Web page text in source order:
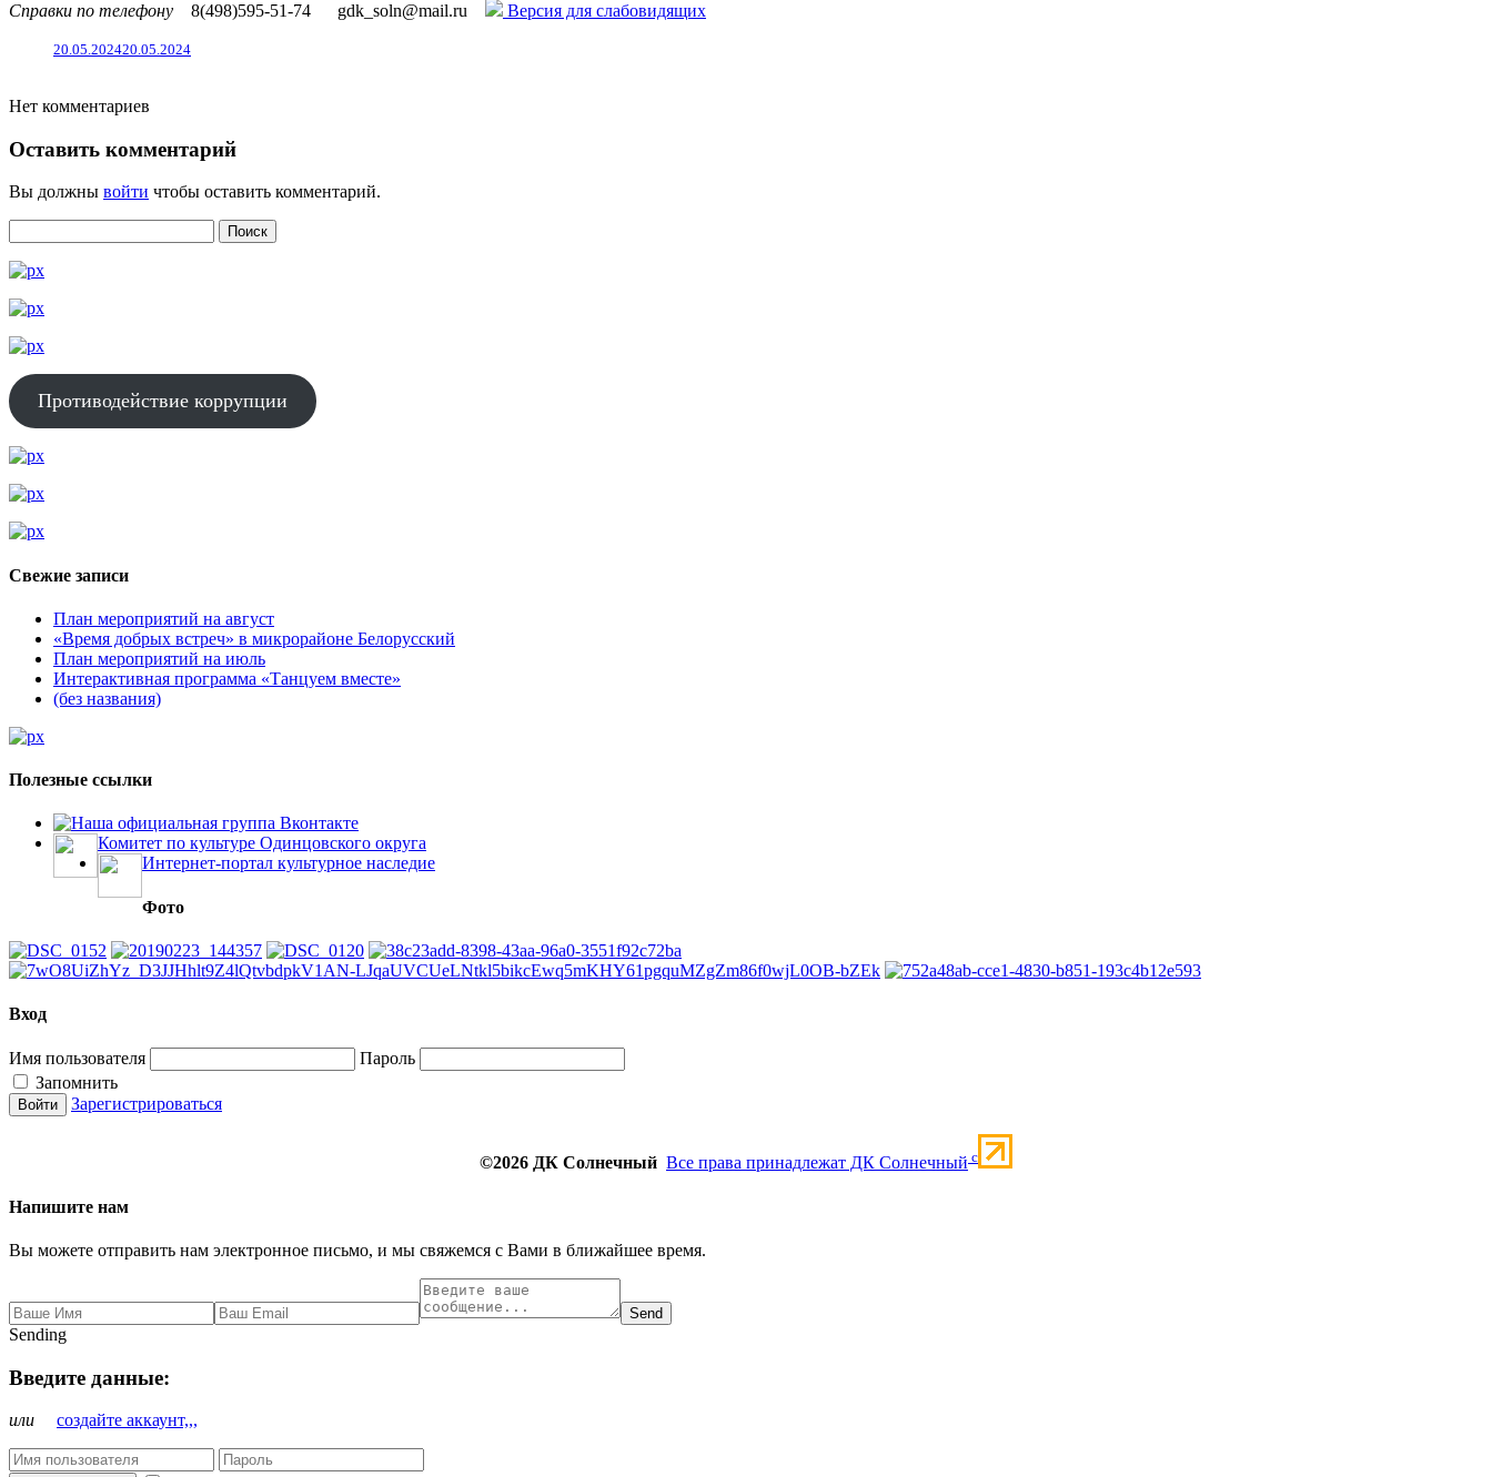
Справки по телефону 8(498)595-51-74 gdk_soln@mail.ru Версия для слабовидящих
20.05.202420.05.2024
Нет комментариев
Оставить комментарий
Вы должны войти чтобы оставить комментарий.
Противодействие коррупции
Свежие записи
План мероприятий на август
«Время добрых встреч» в микрорайоне Белорусский
План мероприятий на июль
Интерактивная программа «Танцуем вместе»
(без названия)
Полезные ссылки
Наша официальная группа Вконтакте
Комитет по культуре Одинцовского округа
Интернет-портал культурное наследие
Фото
Вход
Имя пользователя
Пароль
Запомнить
Зарегистрироваться
©2026 ДК Солнечный Все права принадлежат ДК Солнечный c
Напишите нам
Вы можете отправить нам электронное письмо, и мы свяжемся с Вами в ближайшее время.
Send
Sending
Введите данные:
или создайте аккаунт,,,